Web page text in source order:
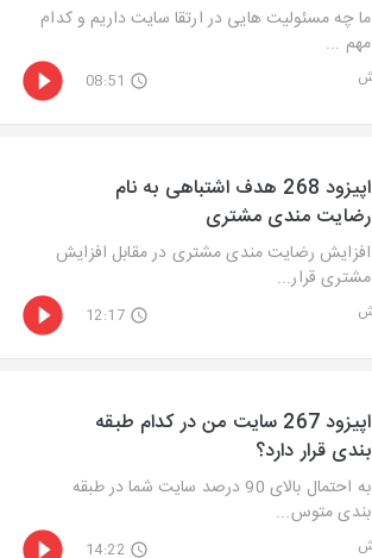
ما چه مسئولیت هایی در ارتقا سایت داریم و کدام
مهم ...
08:51
اپیزود 268 هدف اشتباهی به نام
رضایت مندی مشتری
افزایش رضایت مندی مشتری در مقابل افزایش
مشتری قرار...
12:17
اپیزود 267 سایت من در کدام طبقه
بندی قرار دارد؟
به احتمال بالای 90 درصد سایت شما در طبقه
بندی متوس...
14:22